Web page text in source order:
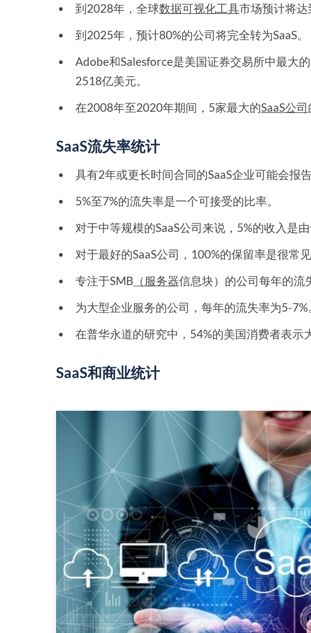
到2028年，全球数据可视化工具市场预计将达
到2025年，预计80%的公司将完全转为SaaS。
Adobe和Salesforce是美国证券交易所中最大
2518亿美元。
在2008年至2020年期间，5家最大的SaaS公司
SaaS流失率统计
具有2年或更长时间合同的SaaS企业可能会报
5%至7%的流失率是一个可接受的比率。
对于中等规模的SaaS公司来说，5%的收入是由
对于最好的SaaS公司，100%的保留率是很常见
专注于SMB （服务器信息块）的公司每年的流
为大型企业服务的公司，每年的流失率为5-7%
在普华永道的研究中，54%的美国消费者表示
SaaS和商业统计